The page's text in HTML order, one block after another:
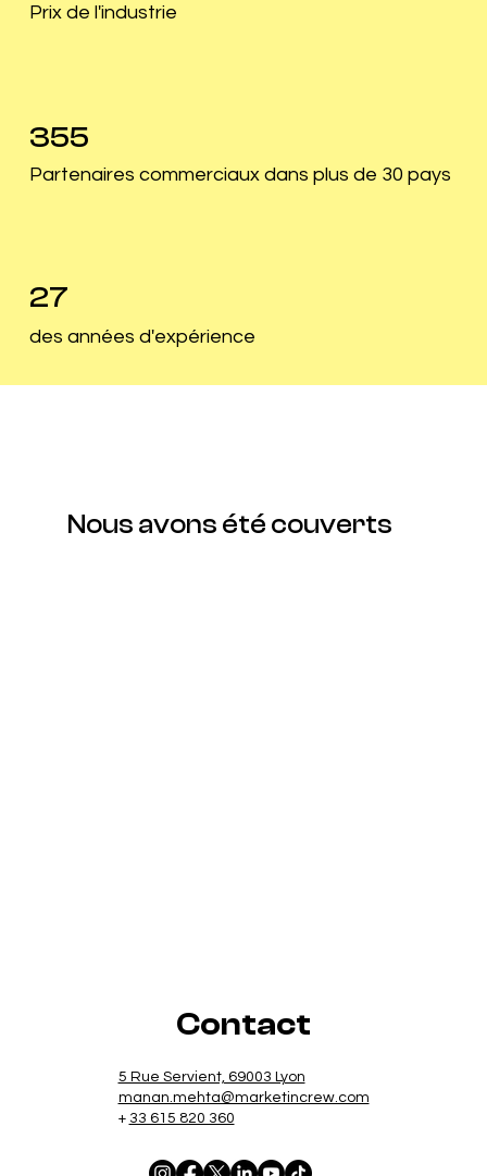
Prix de l'industrie
355
Partenaires commerciaux dans plus de 30 pays
27
des années d'expérience
Nous avons été couverts
Contact
5 Rue Servient, 69003 Lyon
manan.mehta@marketincrew.com
+ 33 615 820 360